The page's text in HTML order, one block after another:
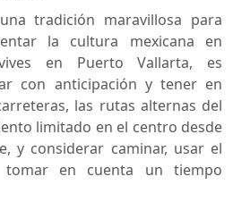
tradición maravillosa para
la cultura mexicana en
en Puerto Vallarta, es
con anticipación y tener en
las rutas alternas del
limitado en el centro desde
y considerar caminar, usar el
en cuenta un tiempo